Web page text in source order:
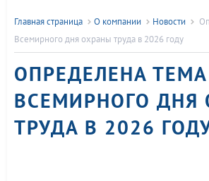
Главная страница О компании Новости
Всемирного дня охраны труда в 2026 году
ОПРЕДЕЛЕНА ТЕМА
ВСЕМИРНОГО ДНЯ
ТРУДА В 2026